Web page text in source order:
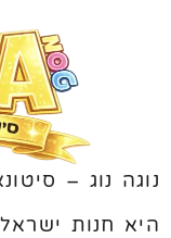
נוגה נוג –
היא חנות